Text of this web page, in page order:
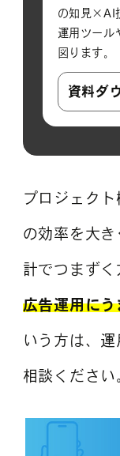
の知見×AI
運用ツール
図ります。
資料ダ
プロジェク
の効率を大
計でつまずく
広告運用に
いう方は、
相談ください